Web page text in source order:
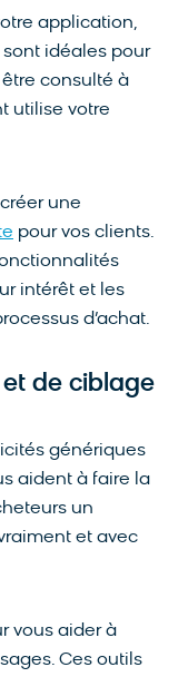
application,
idéales pour
consulté à
utilise votre
une
pour vos clients.
intérêt et les
d’achat.
de ciblage
génériques
aident à faire la
un
et avec
vous aider à
Ces outils